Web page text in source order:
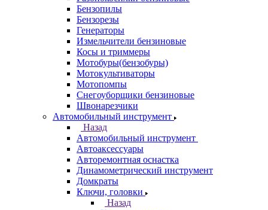
Бензопилы
Бензорезы
Генераторы
Измельчители бензиновые
Косы и триммеры
Мотобуры(бензобуры)
Мотокультиваторы
Мотопомпы
Снегоуборщики бензиновые
Швонарезчики
Автомобильный инструмент
Назад
Автомобильный инструмент
Автоаксессуары
Авторемонтная оснастка
Динамометрический инструмент
Домкраты
Ключи, головки
Назад